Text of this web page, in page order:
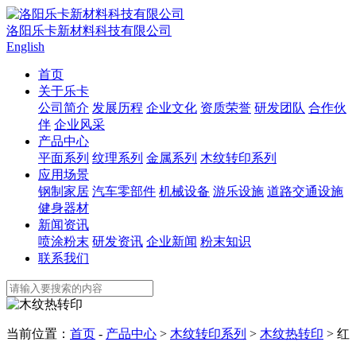
洛阳乐卡新材料科技有限公司
English
首页
关于乐卡
公司简介 发展历程 企业文化 资质荣誉 研发团队 合作伙
伴 企业风采
产品中心
平面系列 纹理系列 金属系列 木纹转印系列
应用场景
钢制家居 汽车零部件 机械设备 游乐设施 道路交通设施
健身器材
新闻资讯
喷涂粉末 研发资讯 企业新闻 粉末知识
联系我们
当前位置： 首页 - 产品中心 > 木纹转印系列 > 木纹热转印 > 红